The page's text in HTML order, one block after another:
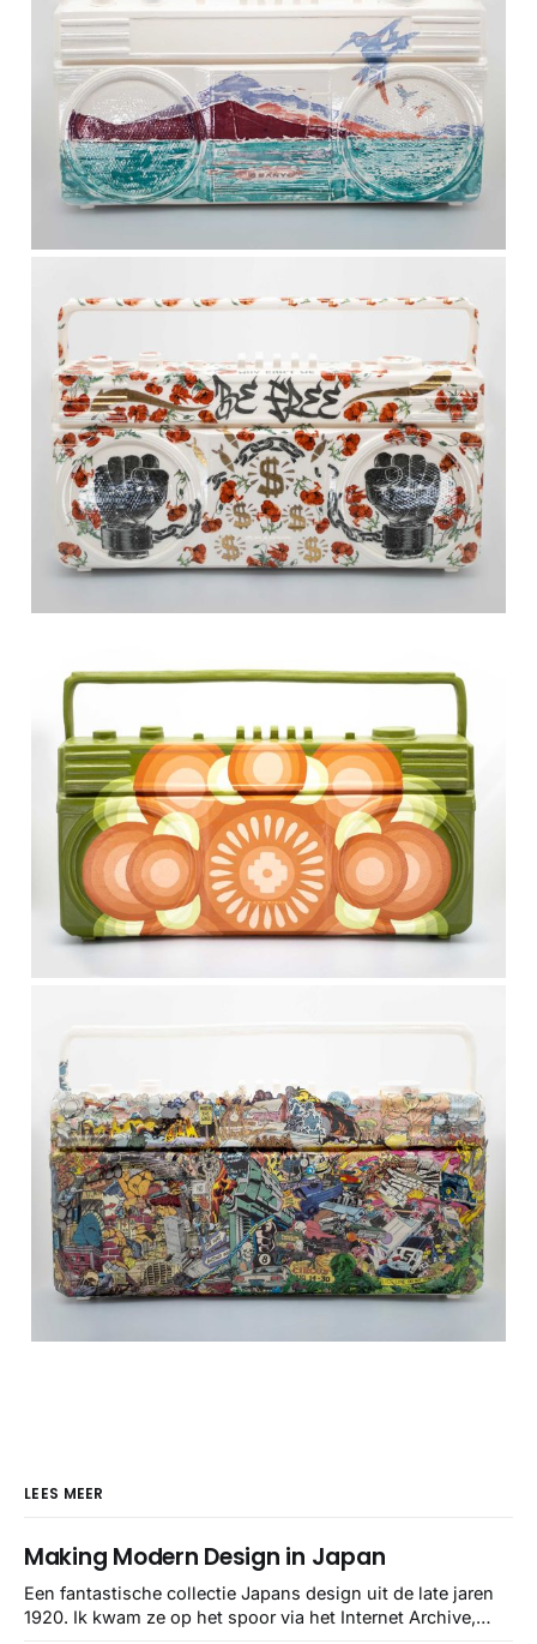
LEES MEER
Making Modern Design in Japan
Een fantastische collectie Japans design uit de late jaren
1920. Ik kwam ze op het spoor via het Internet Archive,